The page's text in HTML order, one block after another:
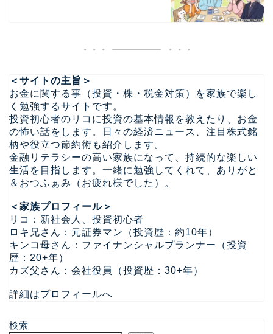
＜サイトの主旨＞
お金に関する事（投資・株・税金対策）を家族で楽し
く勉強するサイトです。
投資初心者のリコに投資の基本情報を教えたり、お金
の怖い話をします。日々の経済ニュース、注目株式銘
柄や役立つ節約術も紹介します。
金融リテラシーの高い家族になって、持続的な楽しい
生活を目指します。一緒に勉強してくれて、ありがと
＆おつふぁみ（お疲れ様でした）。
＜家族プロフィール＞
リコ：新社会人、投資初心者
ロキ兄さん：元証券マン（投資歴：約10年）
キンコ母さん：ファイナンシャルプランナー（投資
歴：20+年）
カズ父さん：会社役員（投資歴：30+年）
詳細はプロフィールへ
検索